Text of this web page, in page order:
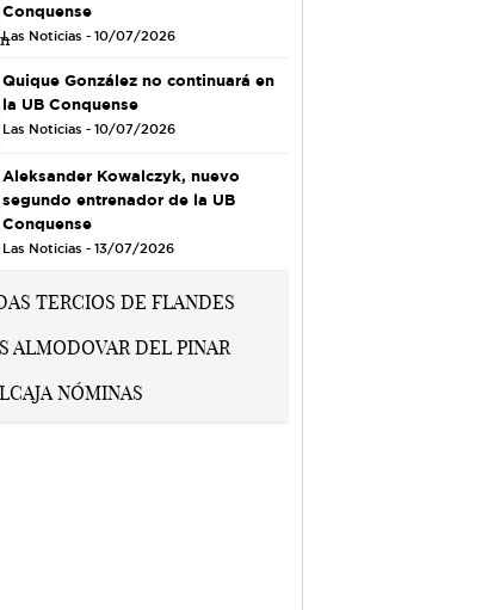
Conquense
Las Noticias - 10/07/2026
Quique González no continuará en
la UB Conquense
Las Noticias - 10/07/2026
Aleksander Kowalczyk, nuevo
segundo entrenador de la UB
Conquense
Las Noticias - 13/07/2026